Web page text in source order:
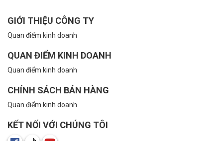
GIỚI THIỆU CÔNG TY
Quan điểm kinh doanh
QUAN ĐIỂM KINH DOANH
Quan điểm kinh doanh
CHÍNH SÁCH BÁN HÀNG
Quan điểm kinh doanh
KẾT NỐI VỚI CHÚNG TÔI